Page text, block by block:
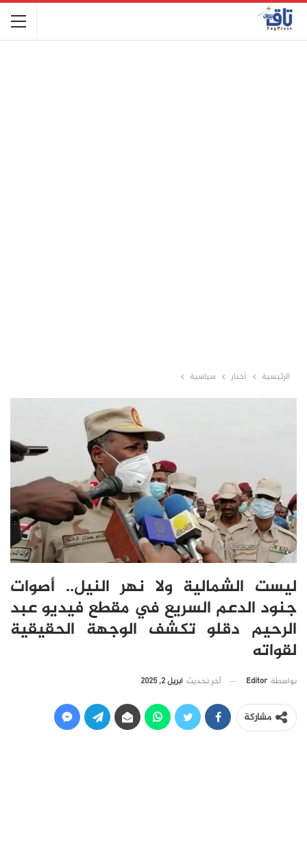
الرئيسية أخبار سياسية
ليست الشمالية ولا نهر النيل.. أصوات
جنود الدعم السريع في مقطع فيديو عبد
الرحيم دقلو تكشف الوجهة الحقيقية
لقواته
بواسطة Editor آخر تحديث أبريل 2, 2025
مشاركة